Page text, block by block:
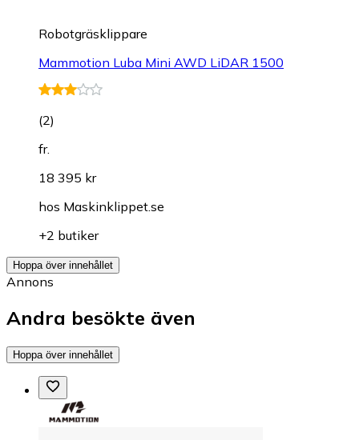
Robotgräsklippare
Mammotion Luba Mini AWD LiDAR 1500
(2)
fr.
18 395 kr
hos Maskinklippet.se
+2 butiker
Hoppa över innehållet
Annons
Andra besökte även
Hoppa över innehållet